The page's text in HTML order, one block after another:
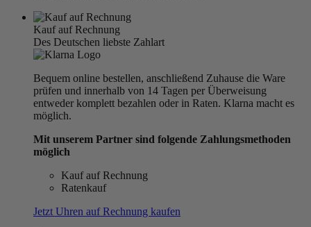
Kauf auf Rechnung
Des Deutschen liebste Zahlart
Bequem online bestellen, anschließend Zuhause die Ware
prüfen und innerhalb von 14 Tagen per Überweisung
entweder komplett bezahlen oder in Raten. Klarna macht es
möglich.
Mit unserem Partner sind folgende Zahlungsmethoden
möglich
Kauf auf Rechnung
Ratenkauf
Jetzt Uhren auf Rechnung kaufen